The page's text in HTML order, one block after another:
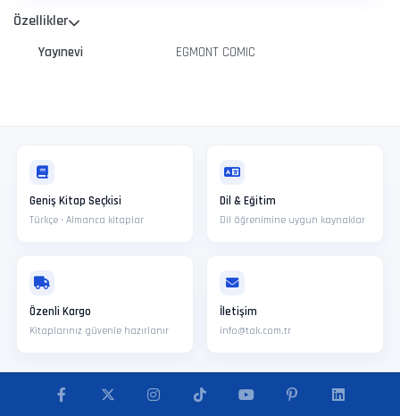
Özellikler
Yayınevi EGMONT COMIC
Geniş Kitap Seçkisi
Türkçe · Almanca kitaplar
Dil & Eğitim
Dil öğrenimine uygun kaynaklar
Özenli Kargo
Kitaplarınız güvenle hazırlanır
İletişim
info@tak.com.tr